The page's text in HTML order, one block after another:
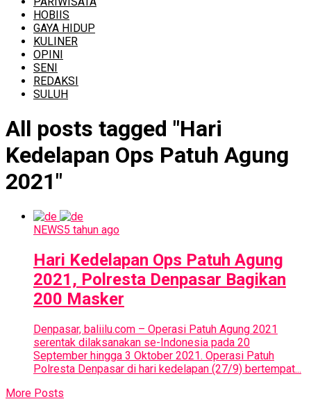
HOBIIS
GAYA HIDUP
KULINER
OPINI
SENI
REDAKSI
SULUH
All posts tagged "Hari
Kedelapan Ops Patuh Agung
2021"
NEWS5 tahun ago
Hari Kedelapan Ops Patuh Agung
2021, Polresta Denpasar Bagikan
200 Masker
Denpasar, baliilu.com – Operasi Patuh Agung 2021
serentak dilaksanakan se-Indonesia pada 20
September hingga 3 Oktober 2021. Operasi Patuh
Polresta Denpasar di hari kedelapan (27/9) bertempat...
More Posts